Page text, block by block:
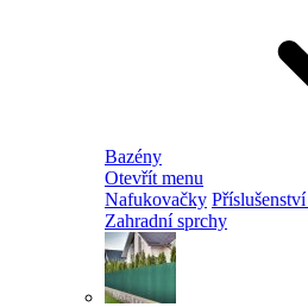
Bazény
Otevřít menu
Nafukovačky
Zahradní sprchy